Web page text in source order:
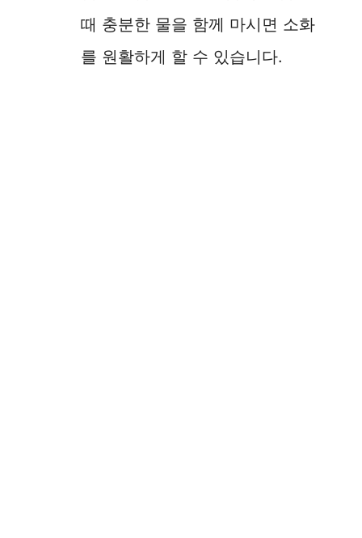
때 충분한 물을 함께 마시면 소화
를 원활하게 할 수 있습니다.